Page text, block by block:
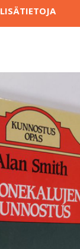
LISÄTIETOJA